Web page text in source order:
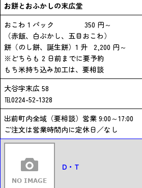
お餅とおふかしの末広堂
おこわ 1 パック 350 円～
（赤飯、白ぶかし、五目おこわ）
餅（のし餅、誕生餅）1 升 2,200 円～
※どちらも 2 日前までに要予約
もち米持ち込み加工は、要相談
大谷字末広 58
℡0224-52-1328
出前町内全域（要相談）営業 9:00～17:00
ご注文は営業時間内に定休日／なし
D・T